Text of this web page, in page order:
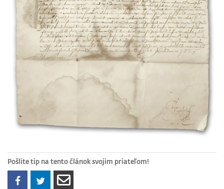
Pošlite tip na tento článok svojim priateľom!